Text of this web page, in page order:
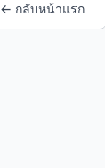
← กลับหน้าแรก